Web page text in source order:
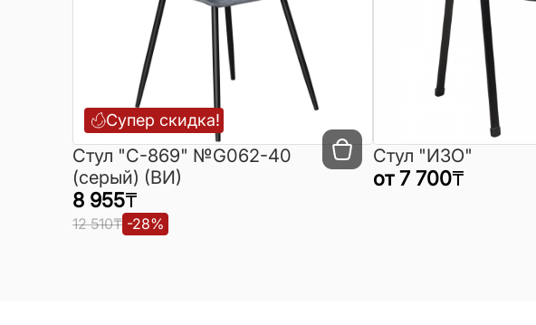
Супер скидка!
Cтул "C-869" №G062-40
(серый) (ВИ)
8 955₸
12 510₸ -28%
Стул "ИЗО"
от 7 700₸